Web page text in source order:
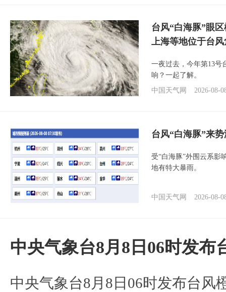
台风“白海豚”眼
上海等地位于台
一夜过去，今年第13号
响？一起了解。
中国天气网
2026-08-
台风“白海豚”来
受“白海豚”外围云系影
地有特大暴雨。
中国天气网 2026-08-
中央气象台8月8日06时发布
中央气象台8月8日06时发布台风